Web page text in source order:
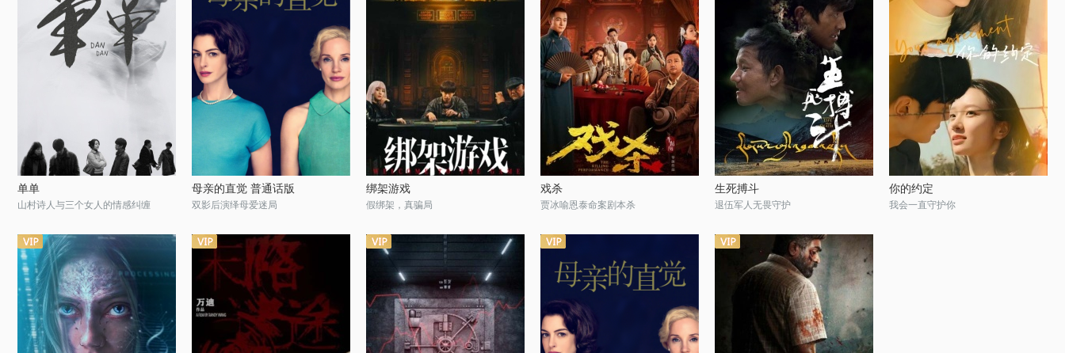
单单
山村诗人与三个女人的情感纠缠
母亲的直觉 普通话版
双影后演绎母爱迷局
绑架游戏
假绑架，真骗局
戏杀
贾冰喻恩泰命案剧本杀
生死搏斗
退伍军人无畏守护
你的约定
我会一直守护你